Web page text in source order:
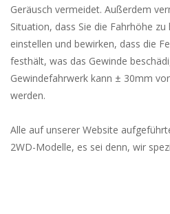
Geräusch vermeidet. Außerdem
Situation, dass Sie die Fahrhöhe
einstellen und bewirken, dass die
festhält, was das Gewinde
Gewindefahrwerk kann ± 30mm
werden.
Alle auf unserer Website
2WD-Modelle, es sei denn, wir